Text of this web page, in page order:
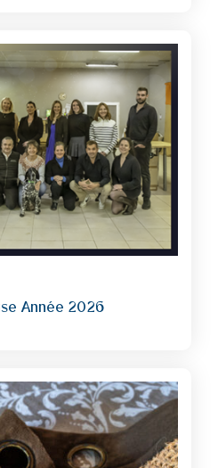
Année 2026